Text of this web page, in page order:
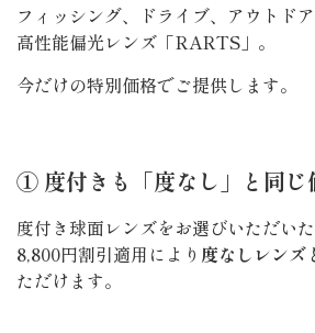
フィッシング、ドライブ、アウトド
高性能偏光レンズ「RARTS」。
今だけの特別価格でご提供します。
① 度付きも「度なし」と同じ
度付き球面レンズをお選びいただいた
8,800円割引適用により 度なしレンズ
ただけます。